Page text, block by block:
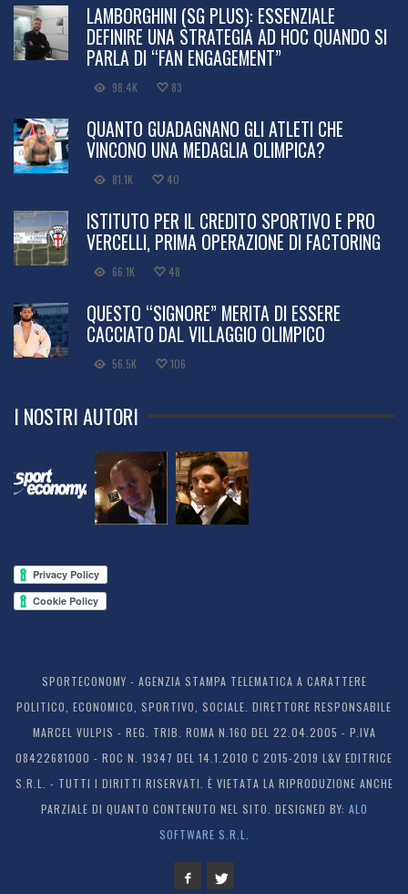
LAMBORGHINI (SG PLUS): ESSENZIALE
DEFINIRE UNA STRATEGIA AD HOC QUANDO SI
PARLA DI “FAN ENGAGEMENT”
98.4K 83
QUANTO GUADAGNANO GLI ATLETI CHE
VINCONO UNA MEDAGLIA OLIMPICA?
81.1K 40
ISTITUTO PER IL CREDITO SPORTIVO E PRO
VERCELLI, PRIMA OPERAZIONE DI FACTORING
66.1K 48
QUESTO “SIGNORE” MERITA DI ESSERE
CACCIATO DAL VILLAGGIO OLIMPICO
56.5K 106
I NOSTRI AUTORI
SPORTECONOMY - AGENZIA STAMPA TELEMATICA A CARATTERE
POLITICO, ECONOMICO, SPORTIVO, SOCIALE. DIRETTORE RESPONSABILE
MARCEL VULPIS - REG. TRIB. ROMA N.160 DEL 22.04.2005 - P.IVA
08422681000 - ROC N. 19347 DEL 14.1.2010 C 2015-2019 L&V EDITRICE
S.R.L. - TUTTI I DIRITTI RISERVATI. È VIETATA LA RIPRODUZIONE ANCHE
PARZIALE DI QUANTO CONTENUTO NEL SITO. DESIGNED BY: ALO
SOFTWARE S.R.L.